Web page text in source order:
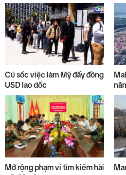
Chuyển giao
ung thư cổ
Attapeu
Cú sốc việc làm Mỹ đẩy đồng
USD lao dốc
Mở rộng phạm vi tìm kiếm hài